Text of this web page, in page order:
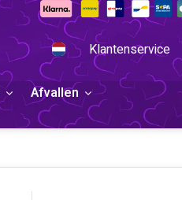
Klantenservice
Afvallen